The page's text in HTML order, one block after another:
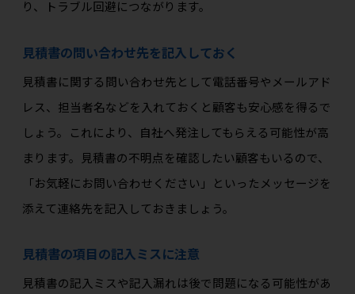
り、トラブル回避につながります。
見積書の問い合わせ先を記入しておく
見積書に関する問い合わせ先として電話番号やメールアド
レス、担当者名などを入れておくと顧客も安心感を得るで
しょう。これにより、自社へ発注してもらえる可能性が高
まります。見積書の不明点を確認したい顧客もいるので、
「お気軽にお問い合わせください」といったメッセージを
添えて連絡先を記入しておきましょう。
見積書の項目の記入ミスに注意
見積書の記入ミスや記入漏れは後で問題になる可能性があ